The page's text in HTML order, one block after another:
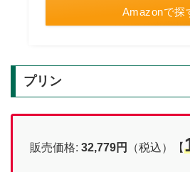
Amazonで探
プリン
販売価格: 32,779円 （税込）【